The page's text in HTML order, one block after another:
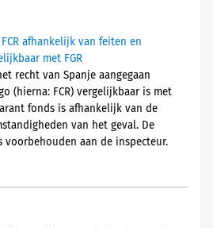
afhankelijk van feiten en
met FGR
recht van Spanje aangegaan
(hierna: FCR) vergelijkbaar is met
fonds is afhankelijk van de
van het geval. De
voorbehouden aan de inspecteur.